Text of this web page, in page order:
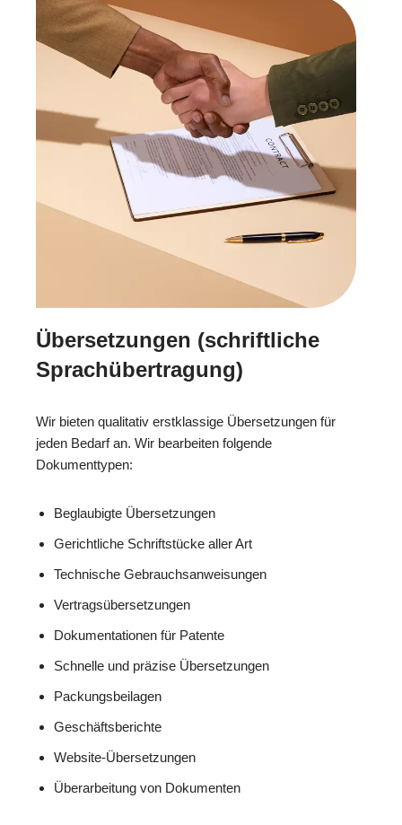
Übersetzungen (schriftliche
Sprachübertragung)
Wir bieten qualitativ erstklassige Übersetzungen für
jeden Bedarf an. Wir bearbeiten folgende
Dokumenttypen:
Beglaubigte Übersetzungen
Gerichtliche Schriftstücke aller Art
Technische Gebrauchsanweisungen
Vertragsübersetzungen
Dokumentationen für Patente
Schnelle und präzise Übersetzungen
Packungsbeilagen
Geschäftsberichte
Website-Übersetzungen
Überarbeitung von Dokumenten